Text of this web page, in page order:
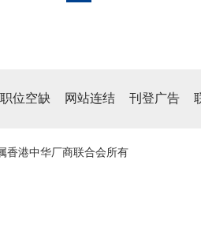
职位空缺 网站连结 刊登广告
香港中华厂商联合会所有